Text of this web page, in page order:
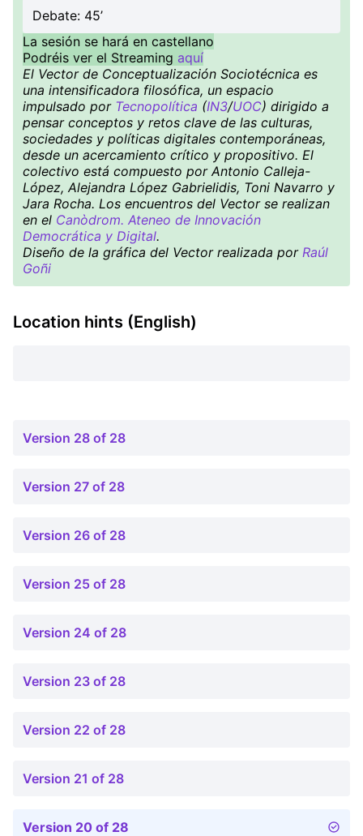
Debate: 45’
La sesión se hará en castellano
Podréis ver el Streaming aquí
El Vector de Conceptualización Sociotécnica es
una intensificadora filosófica, un espacio
impulsado por Tecnopolítica (IN3/UOC) dirigido a
pensar conceptos y retos clave de las culturas,
sociedades y políticas digitales contemporáneas,
desde un acercamiento crítico y propositivo. El
colectivo está compuesto por Antonio Calleja-
López, Alejandra López Gabrielidis, Toni Navarro y
Jara Rocha. Los encuentros del Vector se realizan
en el Canòdrom. Ateneo de Innovación
Democrática y Digital.
Diseño de la gráfica del Vector realizada por Raúl
Goñi
Location hints (English)
Version 28 of 28
Version 27 of 28
Version 26 of 28
Version 25 of 28
Version 24 of 28
Version 23 of 28
Version 22 of 28
Version 21 of 28
Version 20 of 28